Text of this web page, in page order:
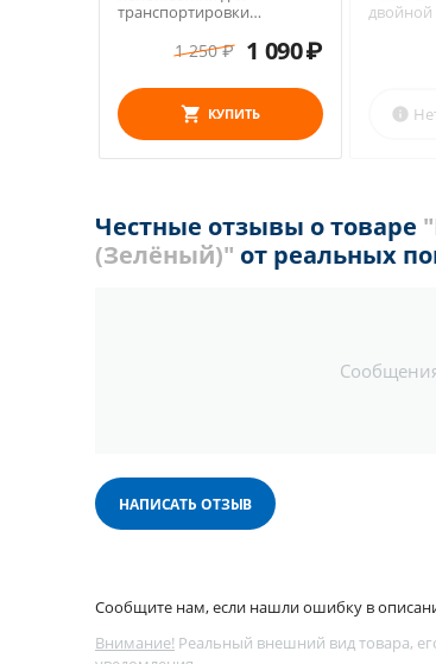
транспортировки
1 250 ₽ 1 090₽
КУПИТЬ
двойной

Честные отзывы о товаре
(Зелёный)" от реальных
НАПИСАТЬ ОТЗЫВ
Сообщите нам, если нашли ошибку в
Внимание! Реальный внешний вид товара,